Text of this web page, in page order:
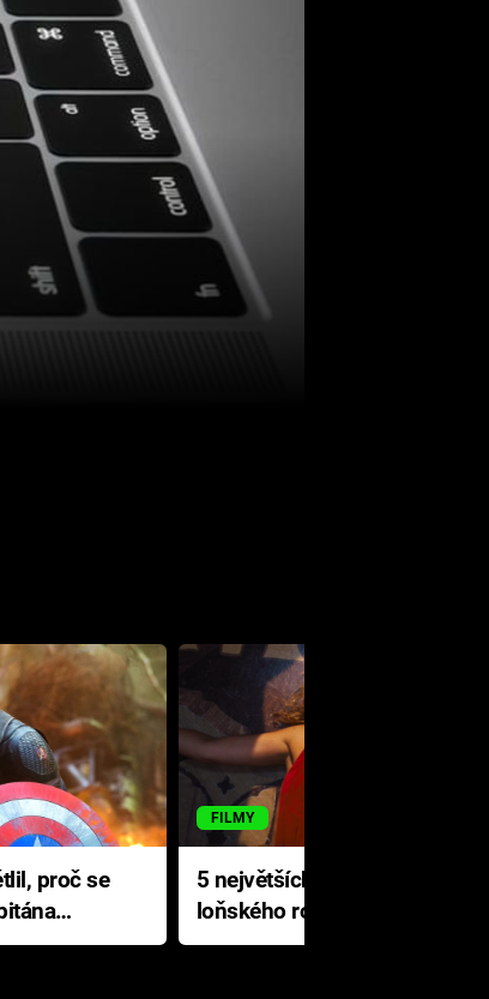
proč se
FILMY
5 největších propadáků
loňského roku: Disney na
jediné katastrofě prodělal 200